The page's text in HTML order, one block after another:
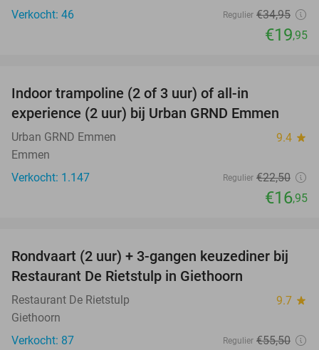
Verkocht: 46
Regulier €34,95
€19,95
Indoor trampoline (2 of 3 uur) of all-in
experience (2 uur) bij Urban GRND Emmen
Urban GRND Emmen 9.4 star
Emmen
Verkocht: 1.147
Regulier €22,50
€16,95
41%
Rondvaart (2 uur) + 3-gangen keuzediner bij
Restaurant De Rietstulp in Giethoorn
Restaurant De Rietstulp 9.7 star
Giethoorn
Verkocht: 87
Regulier €55,50